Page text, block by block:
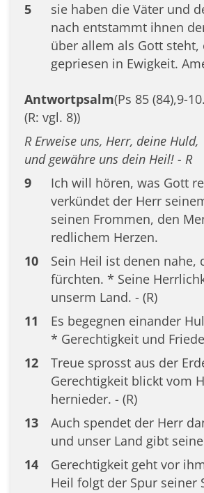
5
sie haben die Väter und
nach entstammt ihnen
über allem als Gott steht,
gepriesen in Ewigkeit.
Antwortpsalm(Ps 85 (84),9-
(R: vgl. 8))
R Erweise uns, Herr, deine Huld,
und gewähre uns dein Heil! - R
9
Ich will hören, was Gott
verkündet der Herr
seinen Frommen, den
redlichem Herzen.
10
Sein Heil ist denen nahe,
fürchten. * Seine
unserm Land. - (R)
11
Es begegnen einander
* Gerechtigkeit und
12
Treue sprosst aus der
Gerechtigkeit blickt vom
hernieder. - (R)
13
Auch spendet der Herr
und unser Land gibt
14
Gerechtigkeit geht vor
Heil folgt der Spur seiner